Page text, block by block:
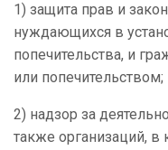
1) защита прав и
нуждающихся в
попечительства, и
или попечительством;
2) надзор за
также организаций,